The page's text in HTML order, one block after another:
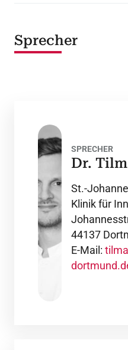
Sprecher
SPRECHER
Dr.
St.-
Klinik für
44137
E-Mail: